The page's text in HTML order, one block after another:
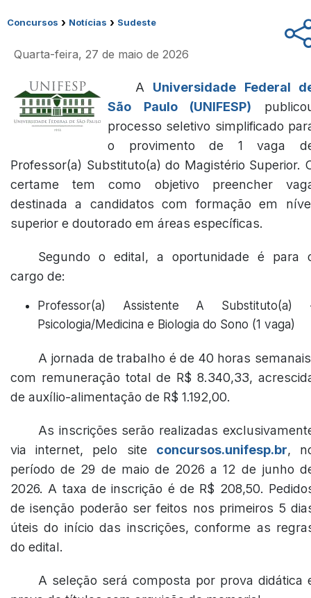
Concursos › Notícias › Sudeste
Quarta-feira, 27 de maio de 2026
A Universidade Federal
São Paulo (UNIFESP)
processo seletivo simplificado
o provimento de 1 vaga
Professor(a) Substituto(a) do Magistério Superior.
certame tem como objetivo preencher
destinada a candidatos com formação em
superior e doutorado em áreas específicas.
Segundo o edital, a oportunidade é para
cargo de:
Professor(a) Assistente A Substituto(a)
Psicologia/Medicina e Biologia do Sono (1 vaga)
A jornada de trabalho é de 40 horas
com remuneração total de R$ 8.340,33,
de auxílio-alimentação de R$ 1.192,00.
As inscrições serão realizadas
via internet, pelo site concursos.unifesp.br,
período de 29 de maio de 2026 a 12 de junho
2026. A taxa de inscrição é de R$ 208,50.
de isenção poderão ser feitos nos primeiros 5
úteis do início das inscrições, conforme as
do edital.
A seleção será composta por prova didática